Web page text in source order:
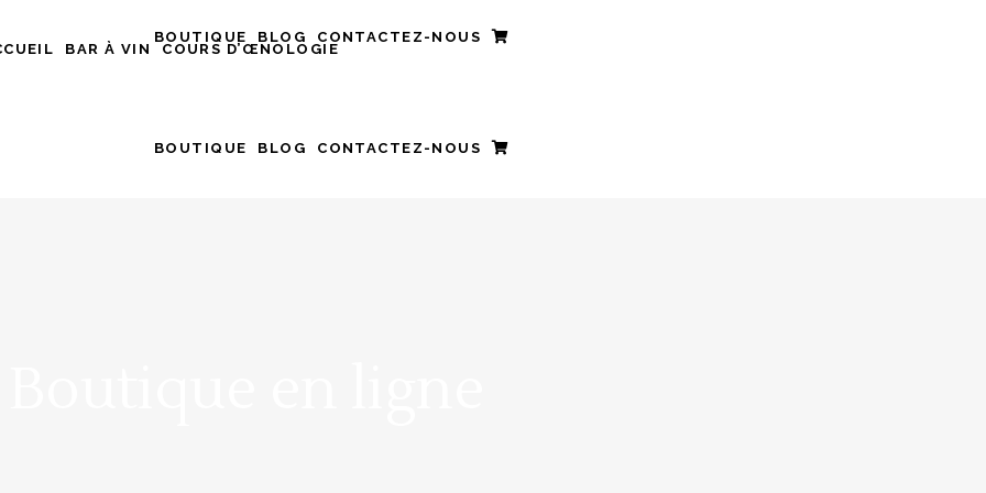
BAR À VIN COURS D’ŒNOLOGIE
BOUTIQUE BLOG CONTACTEZ-NOUS
BOUTIQUE BLOG CONTACTEZ-NOUS